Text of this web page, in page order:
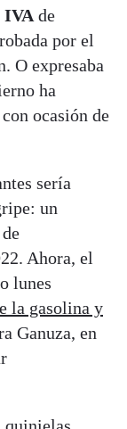
IVA de
por el
O expresaba
ha
ocasión de
sería
un
Ahora, el
lunes
la gasolina y
Ganuza, en